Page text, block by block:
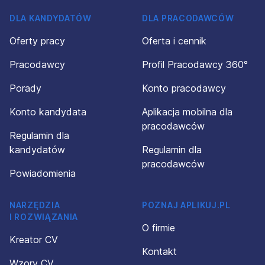
DLA KANDYDATÓW
Oferty pracy
Pracodawcy
Porady
Konto kandydata
Regulamin dla
kandydatów
Powiadomienia
DLA PRACODAWCÓW
Oferta i cennik
Profil Pracodawcy 360°
Konto pracodawcy
Aplikacja mobilna dla
pracodawców
Regulamin dla
pracodawców
NARZĘDZIA
I ROZWIĄZANIA
Kreator CV
POZNAJ APLIKUJ.PL
O firmie
Kontakt